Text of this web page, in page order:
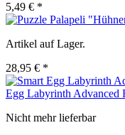
5,49 € *
Artikel auf Lager.
28,95 € *
Egg Labyrinth Advanced
Nicht mehr lieferbar